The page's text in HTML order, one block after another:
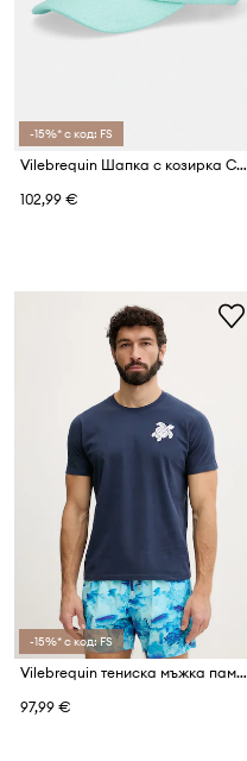
-15%* с код: FS
Vilebrequin Шапка с козирка CASTLE
102,99 €
-15%* с код: FS
Vilebrequin тениска мъжка памучна PARTISOL
97,99 €